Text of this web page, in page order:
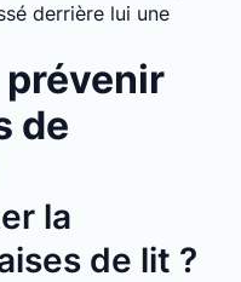
derrière lui une
de
la
de lit ?